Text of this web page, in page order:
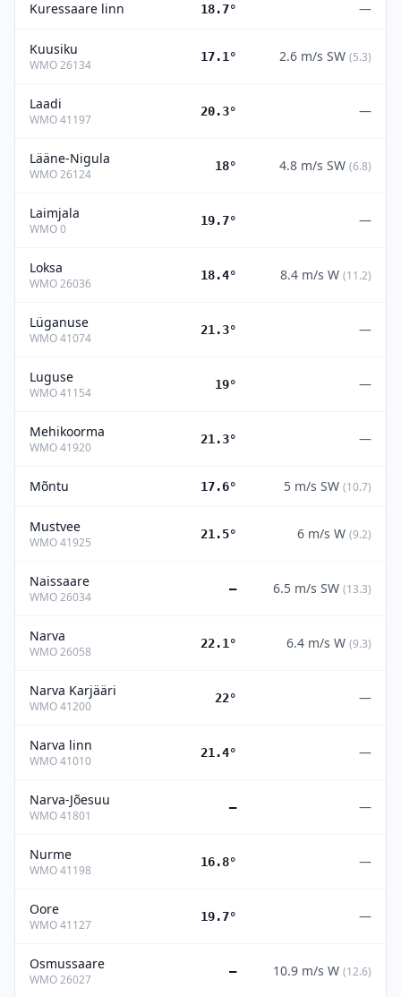
Kuressaare linn 18.7° —
Kuusiku
WMO26134
17.1° 2.6 m/s SW (5.3)
Laadi
WMO41197
20.3° —
Lääne-Nigula
WMO26124
18° 4.8 m/s SW (6.8)
Laimjala
WMO0
19.7° —
Loksa
WMO26036
18.4° 8.4 m/s W (11.2)
Lüganuse
WMO41074
21.3° —
Luguse
WMO41154
19° —
Mehikoorma
WMO41920
21.3° —
Mõntu 17.6° 5 m/s SW (10.7)
Mustvee
WMO41925
21.5° 6 m/s W (9.2)
Naissaare
WMO26034
— 6.5 m/s SW (13.3)
Narva
WMO26058
22.1° 6.4 m/s W (9.3)
Narva Karjääri
WMO41200
22° —
Narva linn
WMO41010
21.4° —
Narva-Jõesuu
WMO41801
— —
Nurme
WMO41198
16.8° —
Oore
WMO41127
19.7° —
Osmussaare
WMO26027
— 10.9 m/s W (12.6)